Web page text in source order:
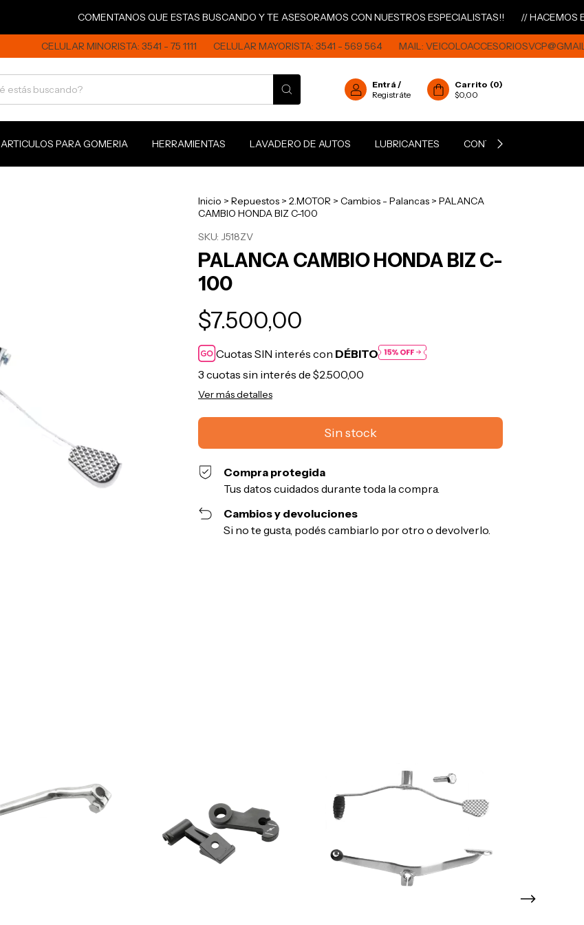
COMENTANOS QUE ESTAS BUSCANDO Y TE ASESORAMOS CON NUESTROS ESPECIALISTAS!! // HACEMOS
CELULAR MINORISTA: 3541 - 75 1111 CELULAR MAYORISTA: 3541 - 569 564 MAIL: VEICOLOACCESORIOSVCP@GMAIL.COM
Entrá /
Registráte
Carrito (0)
$0,00
ARTICULOS PARA GOMERIA HERRAMIENTAS LAVADERO DE AUTOS LUBRICANTES CONTACTO
Inicio > Repuestos > 2.MOTOR > Cambios - Palancas > PALANCA
CAMBIO HONDA BIZ C-100
SKU: J518ZV
PALANCA CAMBIO HONDA BIZ C-
100
$7.500,00
Cuotas SIN interés con DÉBITO
3 cuotas sin interés de $2.500,00
Ver más detalles
Compra protegida
Tus datos cuidados durante toda la compra.
Cambios y devoluciones
Si no te gusta, podés cambiarlo por otro o devolverlo.